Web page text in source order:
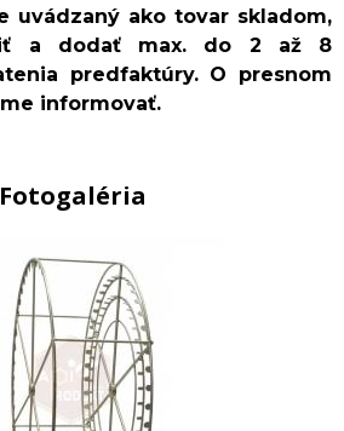
uvádzaný ako tovar skladom,
a dodať max. do 2 až 8
predfaktúry. O presnom
informovať.
Fotogaléria